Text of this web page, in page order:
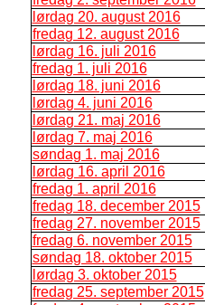
lørdag 20. august 2016
fredag 12. august 2016
lørdag 16. juli 2016
fredag 1. juli 2016
lørdag 18. juni 2016
lørdag 4. juni 2016
lørdag 21. maj 2016
lørdag 7. maj 2016
søndag 1. maj 2016
lørdag 16. april 2016
fredag 1. april 2016
fredag 18. december 2015
fredag 27. november 2015
fredag 6. november 2015
søndag 18. oktober 2015
lørdag 3. oktober 2015
fredag 25. september 2015